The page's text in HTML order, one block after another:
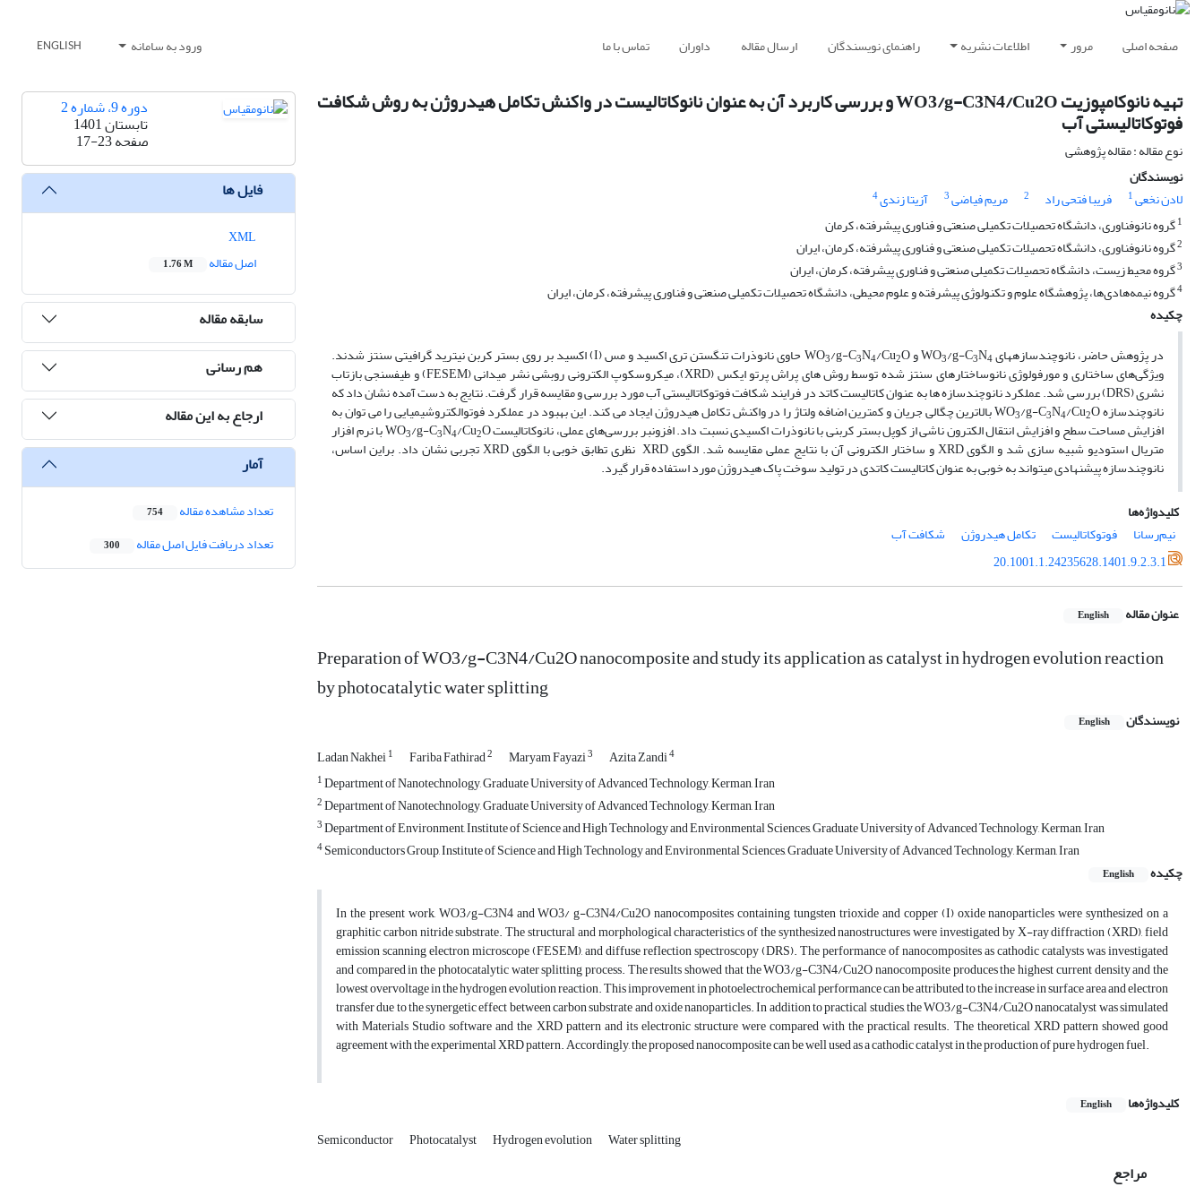
صفحه اصلی مرور اطلاعات نشریه راهنمای نویسندگان ارسال مقاله داوران تماس با ما ورود به سامانه ENGLISH
تهیه نانوکامپوزیت WO3/g-C3N4/Cu2O و بررسی کاربرد آن به عنوان نانوکاتالیست در واکنش تکامل هیدروژن به روش شکافت
فوتوکاتالیستی آب
نوع مقاله : مقاله پژوهشی
نویسندگان
لادن نخعی1 فریبا فتحی راد 2 مریم فیاضی3 آزیتا زندی4
1گروه نانوفناوری، دانشگاه تحصیلات تکمیلی صنعتی و فناوری پیشرفته، کرمان
2گروه نانوفناوری، دانشگاه تحصیلات تکمیلی صنعتی و فناوری پیشرفته، کرمان، ایران
3گروه محیط زیست، دانشگاه تحصیلات تکمیلی صنعتی و فناوری پیشرفته، کرمان، ایران
4گروه نیمه‌هادی‌ها، پژوهشگاه علوم و تکنولوژی پیشرفته و علوم محیطی، دانشگاه تحصیلات تکمیلی صنعتی و فناوری پیشرفته، کرمان، ایران
چکیده
در پژوهش حاضر، نانوچندسازه­های WO
3/g-C3N4 و WO 3/g-C3N4/Cu2 O حاوی نانوذرات تنگستن تری اکسید و مس (I) اکسید بر روی بستر کربن نیترید گرافیتی سنتز شدند.
ویژگی‌های ساختاری و مورفولوژی نانوساختارهای سنتز شده توسط روش های پراش پرتو ایکس (XRD)، میکروسکوپ الکترونی روبشی نشر میدانی (FESEM) و طیف­سنجی بازتاب
نشری (DRS) بررسی شد. عملکرد نانوچندسازه ­ها به عنوان کاتالیست کاتد در فرایند شکافت فوتوکاتالیستی آب مورد بررسی و مقایسه قرار گرفت. نتایج به دست آمده نشان داد که
نانوچندسازه WO 3/g-C3N4/Cu2 O بالاترین چگالی جریان و کمترین اضافه ولتاژ را در واکنش تکامل هیدروژن ایجاد می کند. این بهبود در عملکرد فوتوالکتروشیمیایی را می توان به
افزایش مساحت سطح و افزایش انتقال الکترون ناشی از کوپل بستر کربنی با نانوذرات اکسیدی نسبت داد. افزون­بر بررسی‌های عملی، نانوکاتالیست‌ WO 3/g-C3N4/Cu2 O با نرم افزار
متریال استودیو شبیه سازی شد و الگوی XRD و ساختار الکترونی آن با نتایج عملی مقایسه شد. الگوی XRD نظری تطابق خوبی با الگوی XRD تجربی نشان داد. براین اساس،
نانوچندسازه پیشنهادی می­تواند به خوبی به عنوان کاتالیست کاتدی در تولید سوخت پاک هیدروژن مورد استفاده قرار گیرد.
کلیدواژه‌ها
نیم‌رسانا
فوتوکاتالیست تکامل هیدروژن
شکافت آب
20.1001.1.24235628.1401.9.2.3.1
عنوان مقاله English
Preparation of WO3/g-C3N4/Cu2O nanocomposite and study its application as catalyst in hydrogen evolution reaction
by photocatalytic water splitting
نویسندگان English
Ladan Nakhei1 Fariba Fathirad2 Maryam Fayazi3 Azita Zandi4
1Department of Nanotechnology, Graduate University of Advanced Technology, Kerman, Iran
2Department of Nanotechnology, Graduate University of Advanced Technology, Kerman, Iran
3Department of Environment, Institute of Science and High Technology and Environmental Sciences, Graduate University of Advanced Technology, Kerman, Iran
4Semiconductors Group, Institute of Science and High Technology and Environmental Sciences, Graduate University of Advanced Technology, Kerman, Iran
چکیده
English
In the present work, WO3/g-C3N4 and WO3/ g-C3N4/Cu2O nanocomposites containing tungsten trioxide and copper (I) oxide nanoparticles were synthesized on a
graphitic carbon nitride substrate. The structural and morphological characteristics of the synthesized nanostructures were investigated by X-ray diffraction (XRD), field
emission scanning electron microscope (FESEM), and diffuse reflection spectroscopy (DRS). The performance of nanocomposites as cathodic catalysts was investigated
and compared in the photocatalytic water splitting process. The results showed that the WO3/g-C3N4/Cu2O nanocomposite produces the highest current density and the
lowest overvoltage in the hydrogen evolution reaction. This improvement in photoelectrochemical performance can be attributed to the increase in surface area and electron
transfer due to the synergetic effect between carbon substrate and oxide nanoparticles. In addition to practical studies, the WO3/g-C3N4/Cu2O nanocatalyst was simulated
with Materials Studio software and the XRD pattern and its electronic structure were compared with the practical results. The theoretical XRD pattern showed good
agreement with the experimental XRD pattern. Accordingly, the proposed nanocomposite can be well used as a cathodic catalyst in the production of pure hydrogen fuel.
کلیدواژه‌ها English
Semiconductor Photocatalyst Hydrogen evolution Water splitting
مراجع
دوره 9، شماره 2
تابستان 1401
صفحه17-23
فایل ها
اصل مقاله
1.76 M
سابقه مقاله
هم رسانی
ارجاع به این مقاله
آمار
تعداد مشاهده مقاله 754
تعداد دریافت فایل اصل مقاله 300